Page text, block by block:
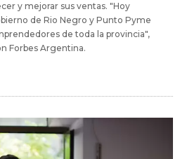
y mejorar sus ventas. "Hoy
de Rio Negro y Punto Pyme
de toda la provincia",
Forbes Argentina.